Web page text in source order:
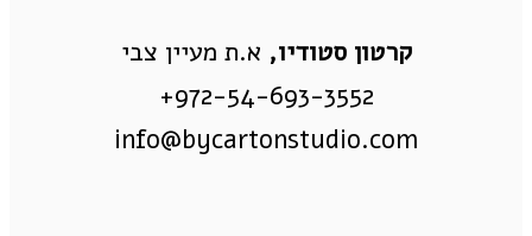
קרטון סטודיו, א.ת מעיין צבי
972-54-693-3552+
info@bycartonstudio.com